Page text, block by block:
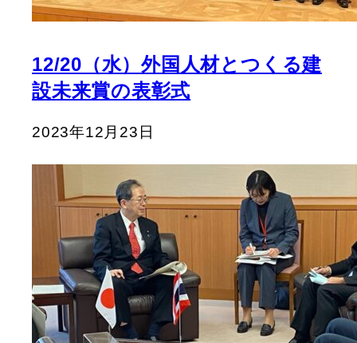
12/20（水）外国人材とつくる建
設未来賞の表彰式
2023年12月23日